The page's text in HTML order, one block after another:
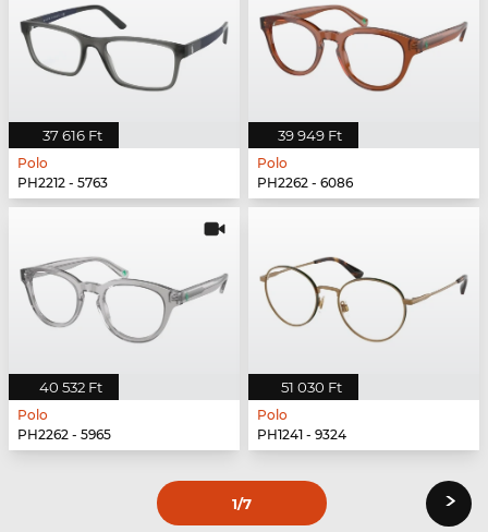
37 616 Ft
Polo
PH2212 - 5763
39 949 Ft
Polo
PH2262 - 6086
40 532 Ft
Polo
PH2262 - 5965
51 030 Ft
Polo
PH1241 - 9324
1/7 ›